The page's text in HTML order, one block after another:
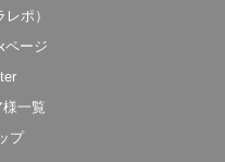
ポ）
ページ
一覧
プ